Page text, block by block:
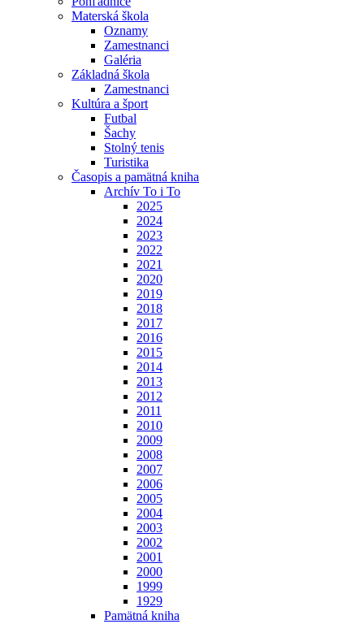
Materská škola
Oznamy
Zamestnanci
Galéria
Základná škola
Zamestnanci
Kultúra a šport
Futbal
Šachy
Stolný tenis
Turistika
Časopis a pamätná kniha
Archív To i To
2025
2024
2023
2022
2021
2020
2019
2018
2017
2016
2015
2014
2013
2012
2011
2010
2009
2008
2007
2006
2005
2004
2003
2002
2001
2000
1999
1929
Pamätná kniha